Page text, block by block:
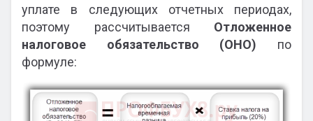
уплате в следующих отчетных периодах,
поэтому рассчитывается Отложенное
налоговое обязательство (ОНО) по
формуле: